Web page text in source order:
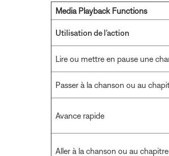
Media Playback Functions
Utilisation de l'action
Lire ou mettre en pause une
Passer à la chanson ou au
Avance rapide
Aller à la chanson ou au